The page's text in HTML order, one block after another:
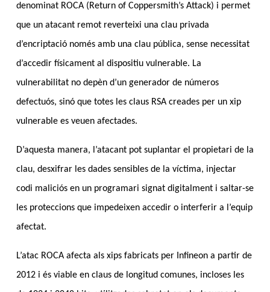
denominat ROCA (Return of Coppersmith’s Attack) i permet
que un atacant remot reverteixi una clau privada
d’encriptació només amb una clau pública, sense necessitat
d’accedir físicament al dispositiu vulnerable. La
vulnerabilitat no depèn d’un generador de números
defectuós, sinó que totes les claus RSA creades per un xip
vulnerable es veuen afectades.
D’aquesta manera, l’atacant pot suplantar el propietari de la
clau, desxifrar les dades sensibles de la víctima, injectar
codi maliciós en un programari signat digitalment i saltar-se
les proteccions que impedeixen accedir o interferir a l’equip
afectat.
L’atac ROCA afecta als xips fabricats per Infineon a partir de
2012 i és viable en claus de longitud comunes, incloses les